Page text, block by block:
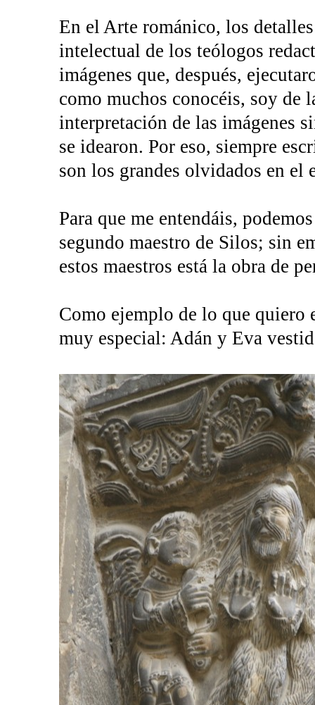
En el Arte románico, los
intelectual de los teólogos
imágenes que, después,
como muchos conocéis, soy de
interpretación de las imágenes
se idearon. Por eso, siempre
son los grandes olvidados en el
Para que me entendáis,
segundo maestro de Silos; sin
estos maestros está la obra de
Como ejemplo de lo que
muy especial: Adán y Eva